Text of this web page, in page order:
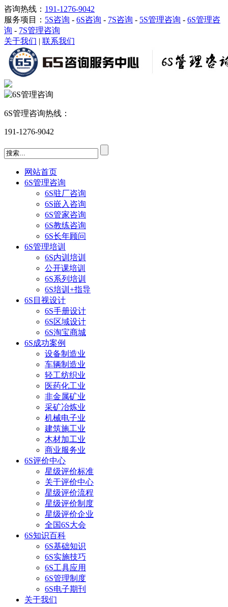
咨询热线： 191-1276-9042
服务项目： 5S咨询 - 6S咨询 - 7S咨询 - 5S管理咨询 - 6S管理咨
询 - 7S管理咨询
关于我们 | 联系我们
6S管理咨询热线：
191-1276-9042
网站首页
6S管理咨询
6S驻厂咨询
6S嵌入咨询
6S管家咨询
6S教练咨询
6S长年顾问
6S管理培训
6S内训培训
公开课培训
6S系列培训
6S培训+指导
6S目视设计
6S手册设计
6S区域设计
6S淘宝商城
6S成功案例
设备制造业
车辆制造业
轻工纺织业
医药化工业
非金属矿业
采矿冶炼业
机械电子业
建筑施工业
木材加工业
商业服务业
6S评价中心
星级评价标准
关于评价中心
星级评价流程
星级评价制度
星级评价企业
全国6S大会
6S知识百科
6S基础知识
6S实施技巧
6S工具应用
6S管理制度
6S电子期刊
关于我们